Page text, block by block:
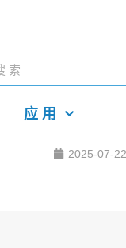
应 用
2025-07-22